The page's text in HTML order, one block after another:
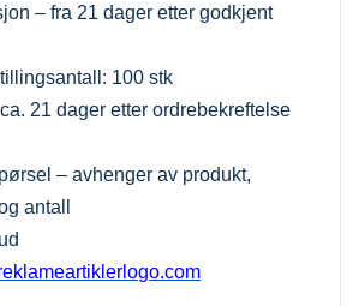
– fra 21 dager etter godkjent
100 stk
21 dager etter ordrebekreftelse
– avhenger av produkt,
antall